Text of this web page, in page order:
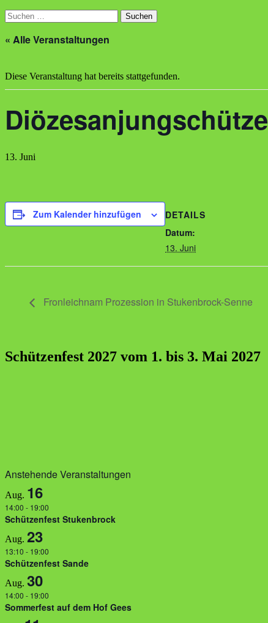
Suchen
nach:
« Alle Veranstaltungen
Diese Veranstaltung hat bereits stattgefunden.
13. Juni
Zum Kalender hinzufügen
DETAILS
Datum:
13. Juni
Fronleichnam Prozession in Stukenbrock-Senne
Schützenfest 2027 vom 1. bis 3. Mai 2027
Anstehende Veranstaltungen
Aug. 16
14:00 - 19:00
Schützenfest Stukenbrock
Aug. 23
13:10 - 19:00
Schützenfest Sande
Aug. 30
14:00 - 19:00
Sommerfest auf dem Hof Gees